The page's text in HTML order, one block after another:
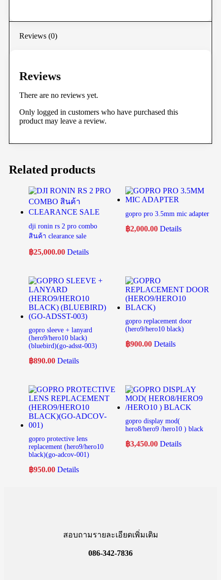
Reviews (0)
Reviews
There are no reviews yet.
Only logged in customers who have purchased this
product may leave a review.
Related products
dji ronin rs 2 pro combo
สินค้า clearance sale
฿25,000.00 Details
gopro pro 3.5mm mic adapter
฿2,000.00 Details
gopro sleeve + lanyard
(hero9/hero10 black)
(bluebird)(go-adsst-003)
฿890.00 Details
gopro replacement door
(hero9/hero10 black)
฿900.00 Details
gopro protective lens
replacement (hero9/hero10
black)(go-adcov-001)
฿950.00 Details
gopro display mod(
hero8/hero9 /hero10 ) black
฿3,450.00 Details
สอบถามรายละเอียดเพิ่มเติม
086-342-7836